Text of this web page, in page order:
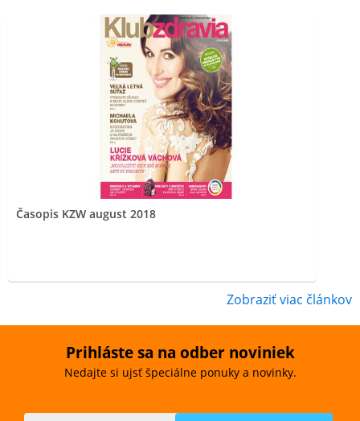
Časopis KZW august 2018
Zobraziť viac článkov
Prihláste sa na odber noviniek
Nedajte si ujsť špeciálne ponuky a novinky.